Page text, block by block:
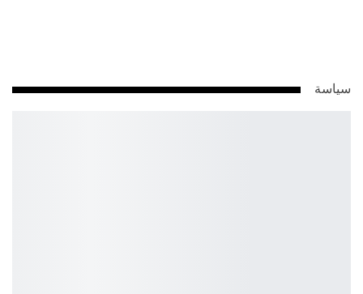
سياسة